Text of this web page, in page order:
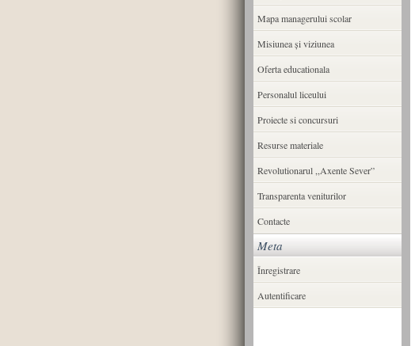
Mapa managerului scolar
Misiunea şi viziunea
Oferta educationala
Personalul liceului
Proiecte si concursuri
Resurse materiale
Revolutionarul ,,Axente Sever”
Transparenta veniturilor
Contacte
Meta
Înregistrare
Autentificare